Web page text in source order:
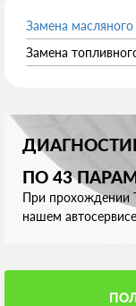
Замена масляного
Замена
ПО 43
При прохождении
нашем автосервисе